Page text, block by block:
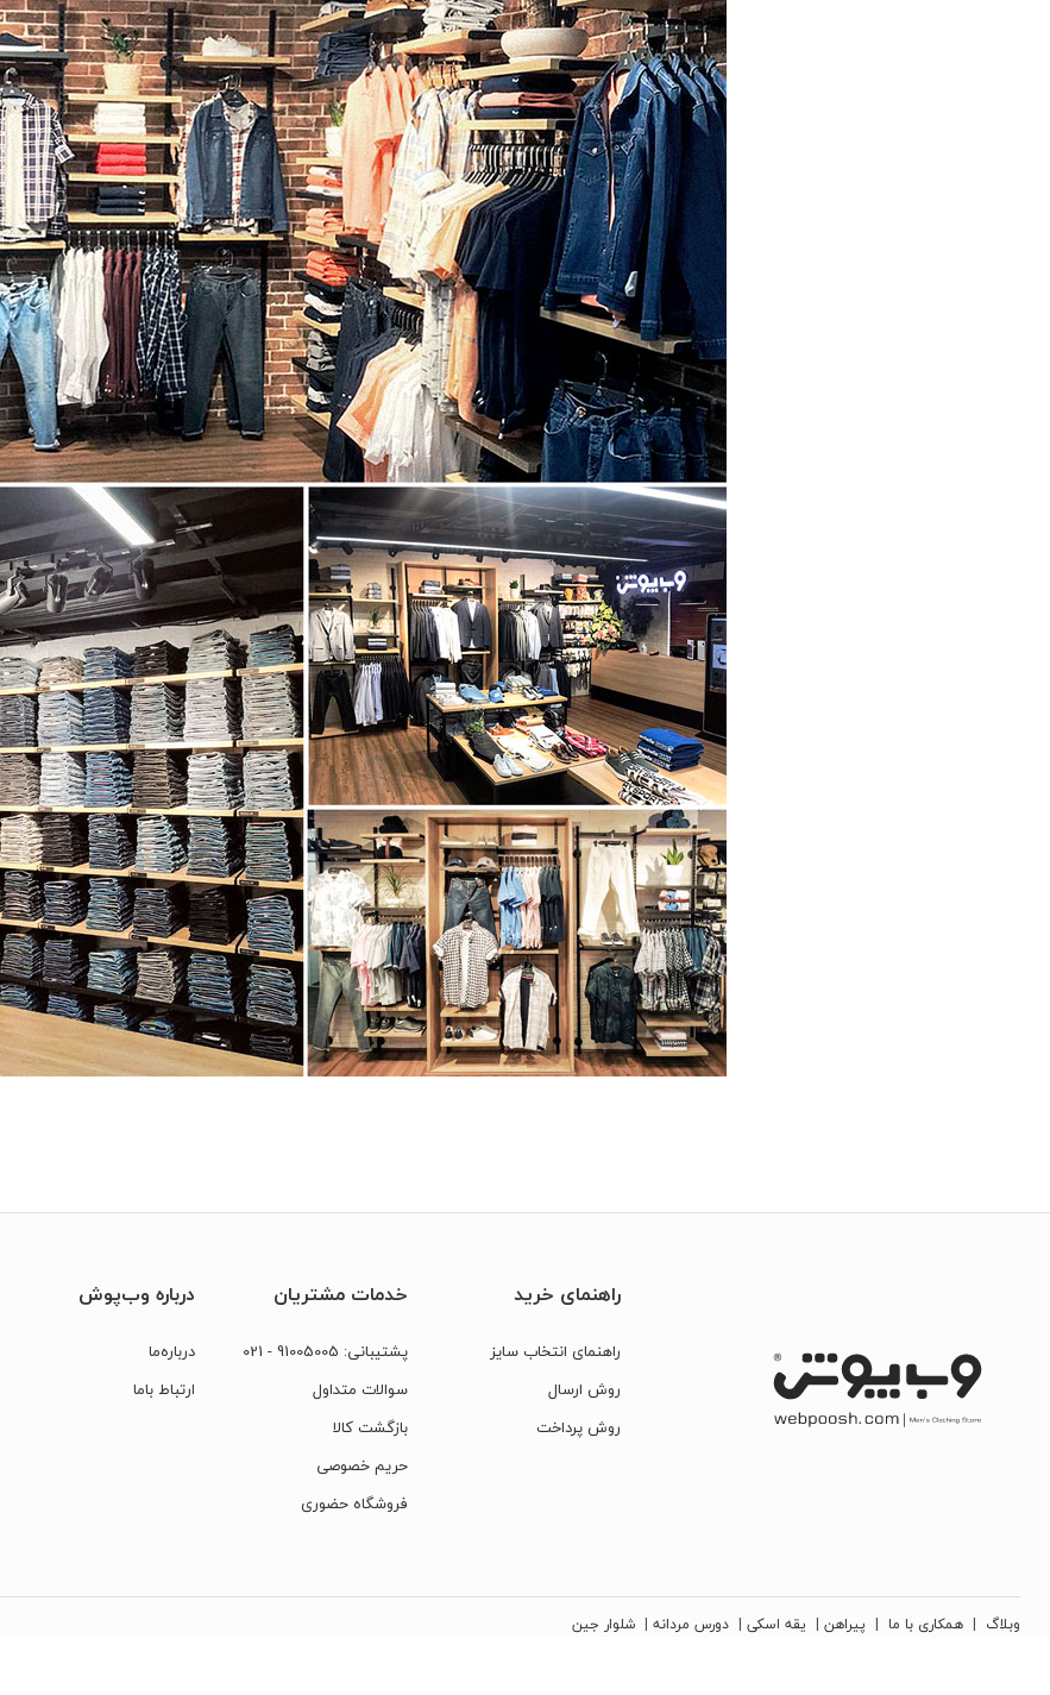
راهنمای خرید
راهنمای انتخاب سایز
روش ارسال
روش پرداخت
خدمات مشتریان
پشتیبانی: 91005005
- 021
سوالات متداول
بازگشت کالا
حریم خصوصی
فروشگاه حضوری
درباره وب‌پوش
درباره‌ما
ارتباط‌ با‌ما
وبلاگ | همکاری با ما | پیراهن | یقه اسکی | دورس مردانه | شلوار جین